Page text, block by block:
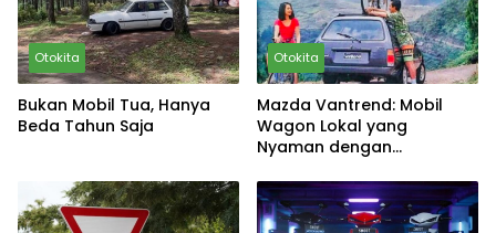
Otokita
Bukan Mobil Tua, Hanya
Beda Tahun Saja
Otokita
Mazda Vantrend: Mobil
Wagon Lokal yang
Nyaman dengan